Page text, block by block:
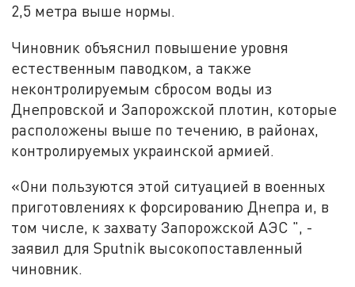
2,5 метра выше нормы.
Чиновник объяснил повышение уровня
естественным паводком, а также
неконтролируемым сбросом воды из
Днепровской и Запорожской плотин, которые
расположены выше по течению, в районах,
контролируемых украинской армией.
«Они пользуются этой ситуацией в военных
приготовлениях к форсированию Днепра и, в
том числе, к захвату Запорожской АЭС ", -
заявил для Sputnik высокопоставленный
чиновник.